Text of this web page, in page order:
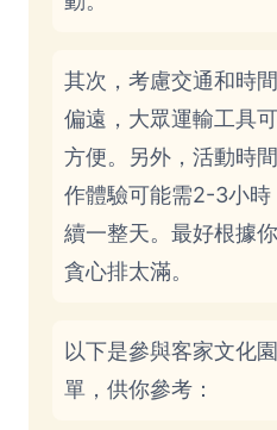
其次，考慮交通和時
偏遠，大眾運輸工具
方便。另外，活動時
作體驗可能需2-3小
續一整天。最好根據
貪心排太滿。
以下是參與客家文化
單，供你參考：